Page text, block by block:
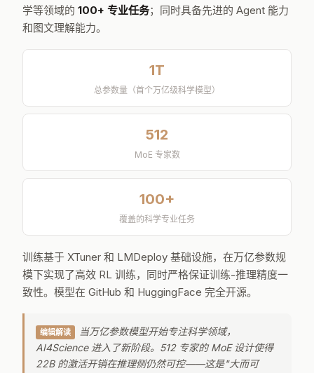
学等领域的 100+ 专业任务；同时具备先进的 Agent 能力
和图文理解能力。
1T
总参数量（首个万亿级科学模型）
512
MoE 专家数
100+
覆盖的科学专业任务
训练基于 XTuner 和 LMDeploy 基础设施，在万亿参数规
模下实现了高效 RL 训练，同时严格保证训练-推理精度一
致性。模型在 GitHub 和 HuggingFace 完全开源。
编辑解读
当万亿参数模型开始专注科学领域，
AI4Science 进入了新阶段。512 专家的 MoE 设计使得
22B 的激活开销在推理侧仍然可控——这是"大而可